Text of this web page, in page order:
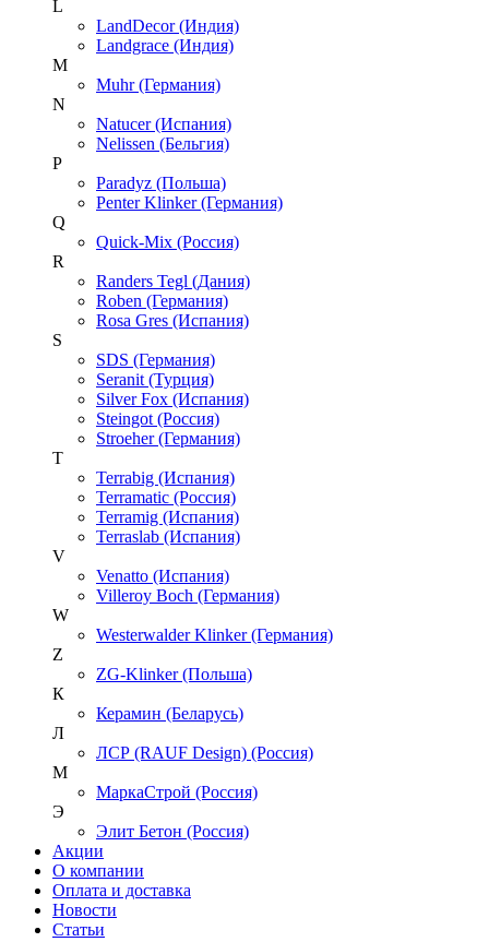
L
LandDecor (Индия)
Landgrace (Индия)
M
Muhr (Германия)
N
Natucer (Испания)
Nelissen (Бельгия)
P
Paradyz (Польша)
Penter Klinker (Германия)
Q
Quick-Mix (Россия)
R
Randers Tegl (Дания)
Roben (Германия)
Rosa Gres (Испания)
S
SDS (Германия)
Seranit (Турция)
Silver Fox (Испания)
Steingot (Россия)
Stroeher (Германия)
T
Terrabig (Испания)
Terramatic (Россия)
Terramig (Испания)
Terraslab (Испания)
V
Venatto (Испания)
Villeroy Boch (Германия)
W
Westerwalder Klinker (Германия)
Z
ZG-Klinker (Польша)
К
Керамин (Беларусь)
Л
ЛСР (RAUF Design) (Россия)
М
МаркаСтрой (Россия)
Э
Элит Бетон (Россия)
Акции
О компании
Оплата и доставка
Новости
Статьи